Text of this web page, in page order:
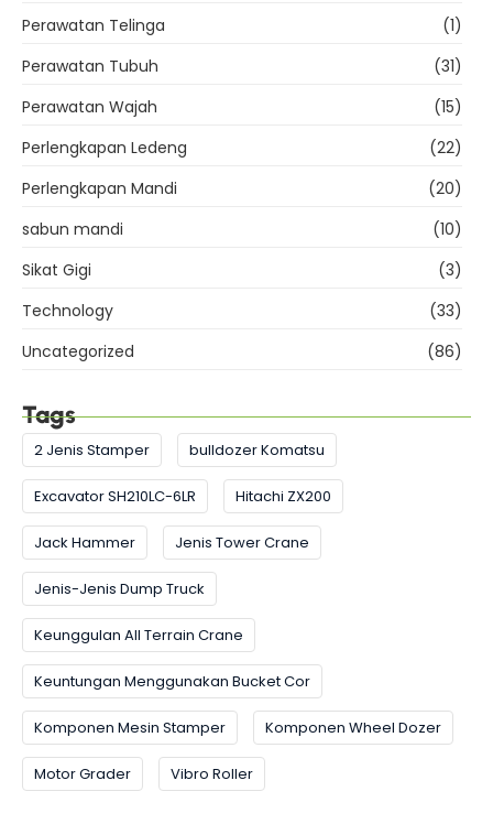
Perawatan Telinga
(1)
Perawatan Tubuh
(31)
Perawatan Wajah
(15)
Perlengkapan Ledeng
(22)
Perlengkapan Mandi
(20)
sabun mandi
(10)
Sikat Gigi
(3)
Technology
(33)
Uncategorized
(86)
Tags
2 Jenis Stamper bulldozer Komatsu
Excavator SH210LC-6LR Hitachi ZX200
Jack Hammer Jenis Tower Crane
Jenis-Jenis Dump Truck
Keunggulan All Terrain Crane
Keuntungan Menggunakan Bucket Cor
Komponen Mesin Stamper Komponen Wheel Dozer
Motor Grader Vibro Roller